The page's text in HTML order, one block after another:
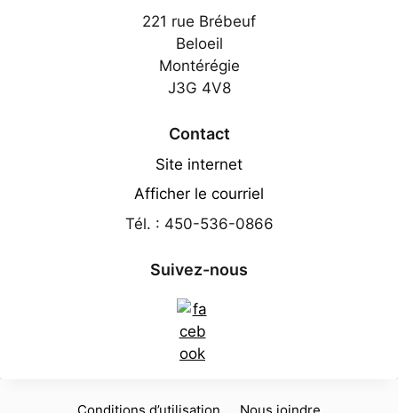
221 rue Brébeuf
Beloeil
Montérégie
J3G 4V8
Contact
Site internet
Afficher le courriel
Tél. : 450-536-0866
Suivez-nous
Conditions d’utilisation Nous joindre